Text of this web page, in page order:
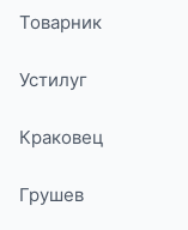
Товарник
Устилуг
Краковец
Грушев